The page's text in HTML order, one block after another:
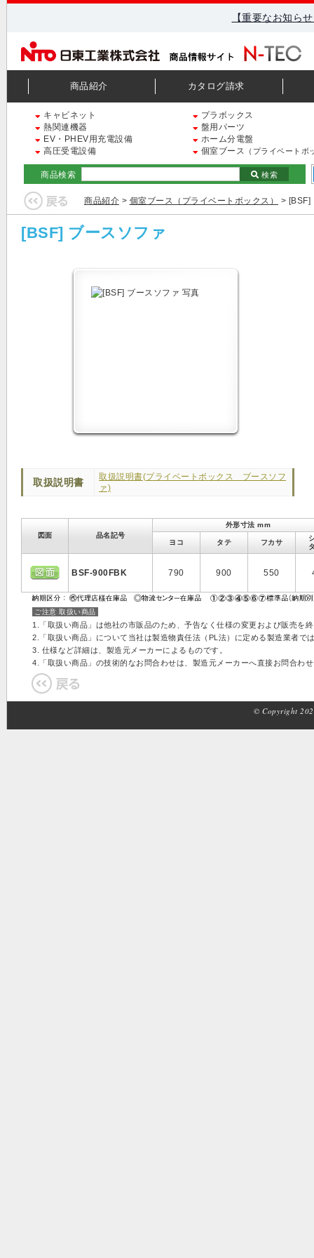
【重要なお知ら
商品紹介 カタログ請求
キャビネット
プラボックス
熱関連機器
盤用パーツ
EV・PHEV用充電設備
ホーム分電盤
高圧受電設備
個室ブース （プライベートボ
商品検索 検索
商品紹介 > 個室ブース（プライベートボックス） > [BSF]
[BSF] ブースソファ
取扱説明書
取扱説明書(プライベートボックス ブースソフ
ァ)
図面 品名記号
外形寸法 mm
ヨコ タテ フカサ
BSF-900FBK 790 900 550
ご注意 取扱い商品
1.「取扱い商品」は他社の市販品のため、予告なく仕様の変更および販売を
2.「取扱い商品」について当社は製造物責任法（PL法）に定める製造業者で
3. 仕様など詳細は、製造元メーカーによるものです。
4.「取扱い商品」の技術的なお問合わせは、製造元メーカーへ直接お問合わ
© Copyright